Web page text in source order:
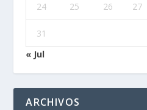
24 25 26 27
31
« Jul
ARCHIVOS